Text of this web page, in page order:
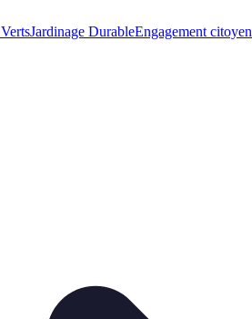
Jardinage DurableEngagement citoyen